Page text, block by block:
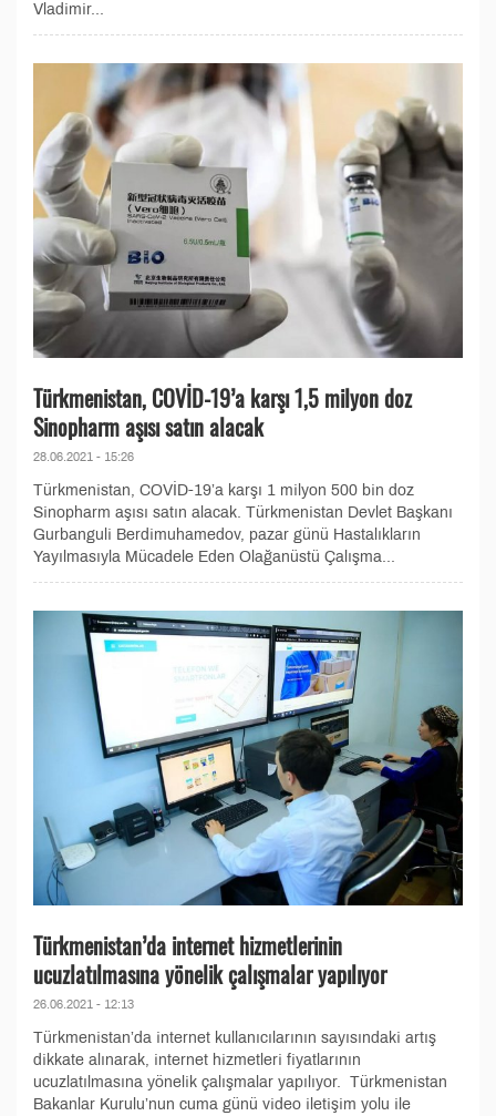
Vladimir...
Türkmenistan, COVİD-19’a karşı 1,5 milyon doz
Sinopharm aşısı satın alacak
28.06.2021 - 15:26
Türkmenistan, COVİD-19’a karşı 1 milyon 500 bin doz
Sinopharm aşısı satın alacak. Türkmenistan Devlet Başkanı
Gurbanguli Berdimuhamedov, pazar günü Hastalıkların
Yayılmasıyla Mücadele Eden Olağanüstü Çalışma...
Türkmenistan’da internet hizmetlerinin
ucuzlatılmasına yönelik çalışmalar yapılıyor
26.06.2021 - 12:13
Türkmenistan’da internet kullanıcılarının sayısındaki artış
dikkate alınarak, internet hizmetleri fiyatlarının
ucuzlatılmasına yönelik çalışmalar yapılıyor. Türkmenistan
Bakanlar Kurulu’nun cuma günü video iletişim yolu ile